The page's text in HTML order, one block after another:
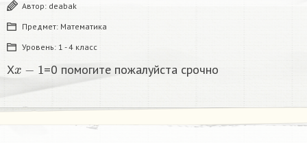
Автор: deabak
Предмет: Математика
Уровень: 1 - 4 класс
X =0 помогите пожалуйста срочно